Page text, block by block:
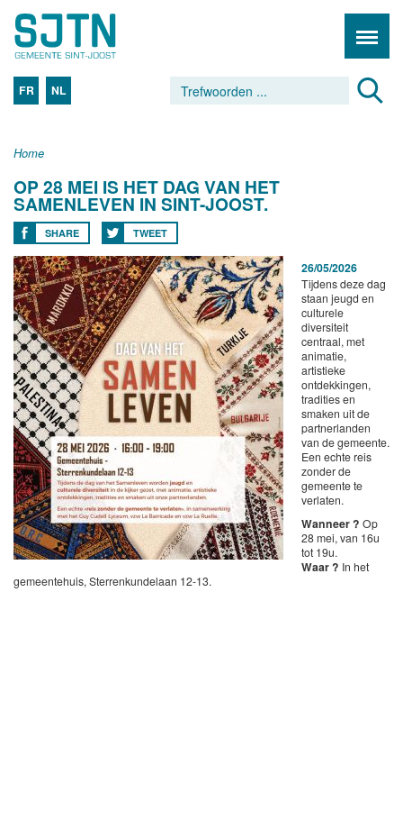
FR NL
Home
OP 28 MEI IS HET DAG VAN HET
SAMENLEVEN IN SINT-JOOST.
SHARE TWEET
26/05/2026
Tijdens deze dag
staan jeugd en
culturele
diversiteit
centraal, met
animatie,
artistieke
ontdekkingen,
tradities en
smaken uit de
partnerlanden
van de gemeente.
Een echte reis
zonder de
gemeente te
verlaten.
Wanneer ? Op
28 mei, van 16u
tot 19u.
Waar ? In het
gemeentehuis, Sterrenkundelaan 12-13.